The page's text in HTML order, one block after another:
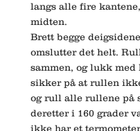
langs alle fire
midten.
Brett begge
omslutter det helt.
sammen, og lukk
sikker på at rullen
og rull alle rullene på
deretter i 160 grader
ikke har et